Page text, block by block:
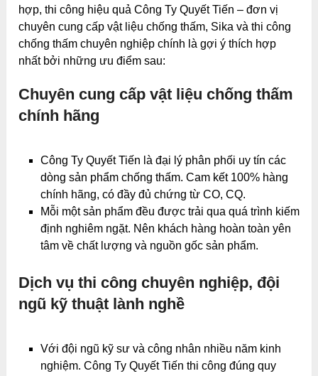
hợp, thi công hiệu quả Công Ty Quyết Tiến – đơn vị
chuyên cung cấp vật liệu chống thấm, Sika và thi công
chống thấm chuyên nghiệp chính là gợi ý thích hợp
nhất bởi những ưu điểm sau:
Chuyên cung cấp vật liệu chống thấm
chính hãng
Công Ty Quyết Tiến là đại lý phân phối uy tín các
dòng sản phẩm chống thấm. Cam kết 100% hàng
chính hãng, có đầy đủ chứng từ CO, CQ.
Mỗi một sản phẩm đều được trải qua quá trình kiếm
định nghiêm ngặt. Nên khách hàng hoàn toàn yên
tâm về chất lượng và nguồn gốc sản phẩm.
Dịch vụ thi công chuyên nghiệp, đội
ngũ kỹ thuật lành nghề
Với đội ngũ kỹ sư và công nhân nhiều năm kinh
nghiệm. Công Ty Quyết Tiến thi công đúng quy